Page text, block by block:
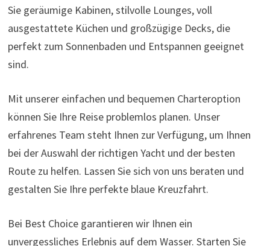
Sie geräumige Kabinen, stilvolle Lounges, voll
ausgestattete Küchen und großzügige Decks, die
perfekt zum Sonnenbaden und Entspannen geeignet
sind.
Mit unserer einfachen und bequemen Charteroption
können Sie Ihre Reise problemlos planen. Unser
erfahrenes Team steht Ihnen zur Verfügung, um Ihnen
bei der Auswahl der richtigen Yacht und der besten
Route zu helfen. Lassen Sie sich von uns beraten und
gestalten Sie Ihre perfekte blaue Kreuzfahrt.
Bei Best Choice garantieren wir Ihnen ein
unvergessliches Erlebnis auf dem Wasser. Starten Sie